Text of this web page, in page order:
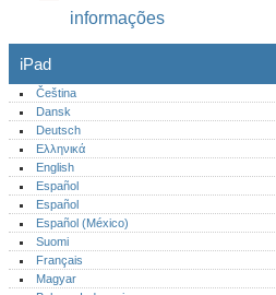
informações
iPad
Čeština
Dansk
Deutsch
Ελληνικά
English
Español
Español
Español (México)‎
Suomi
Français
Magyar